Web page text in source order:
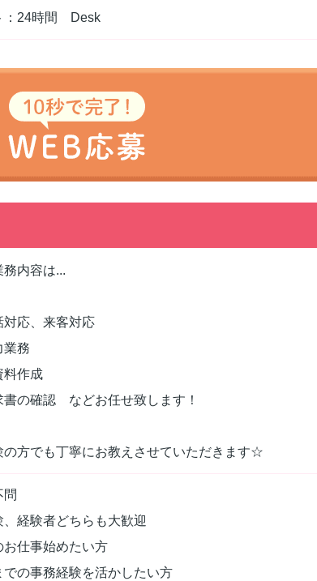
：24時間 Desk
務内容は...
対応、来客対応
業務
料作成
書の確認 などお任せ致します！
の方でも丁寧にお教えさせていただきます☆
問
、経験者どちらも大歓迎
お仕事始めたい方
での事務経験を活かしたい方